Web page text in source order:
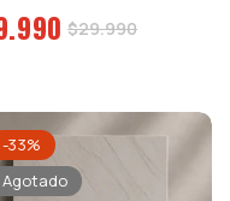
Precio
$29.990
-33%
Agotado